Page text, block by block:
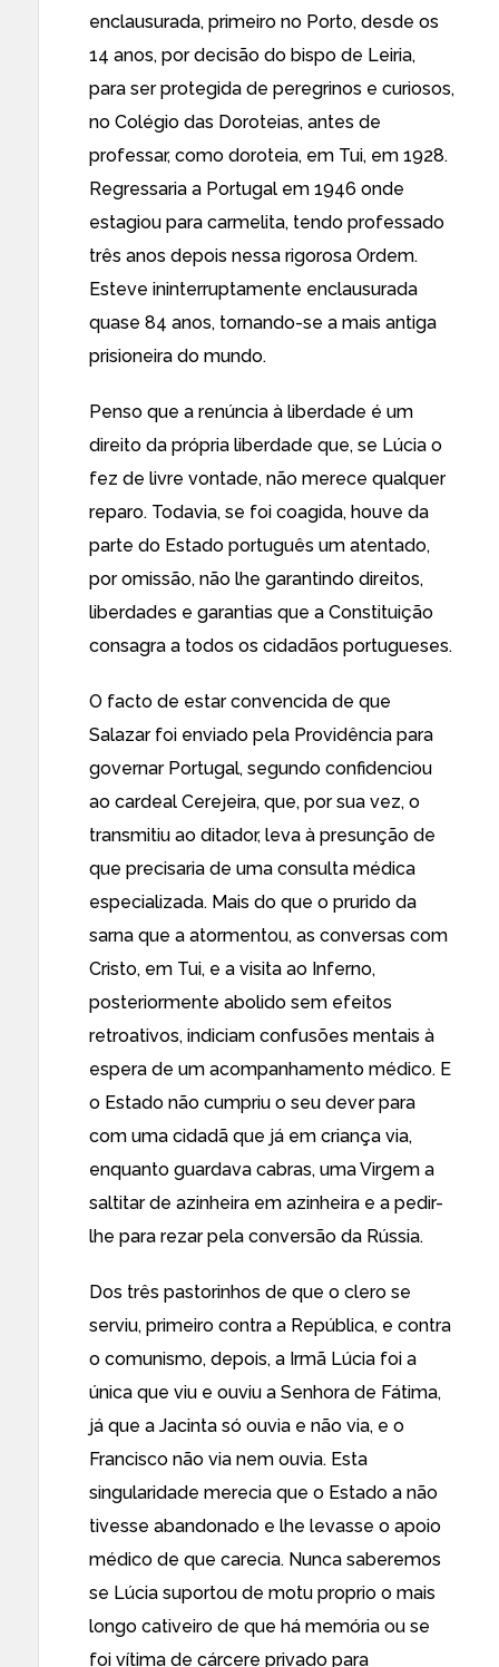
enclausurada, primeiro no Porto, desde os
14 anos, por decisão do bispo de Leiria,
para ser protegida de peregrinos e curiosos,
no Colégio das Doroteias, antes de
professar, como doroteia, em Tui, em 1928.
Regressaria a Portugal em 1946 onde
estagiou para carmelita, tendo professado
três anos depois nessa rigorosa Ordem.
Esteve ininterruptamente enclausurada
quase 84 anos, tornando-se a mais antiga
prisioneira do mundo.
Penso que a renúncia à liberdade é um
direito da própria liberdade que, se Lúcia o
fez de livre vontade, não merece qualquer
reparo. Todavia, se foi coagida, houve da
parte do Estado português um atentado,
por omissão, não lhe garantindo direitos,
liberdades e garantias que a Constituição
consagra a todos os cidadãos portugueses.
O facto de estar convencida de que
Salazar foi enviado pela Providência para
governar Portugal, segundo confidenciou
ao cardeal Cerejeira, que, por sua vez, o
transmitiu ao ditador, leva à presunção de
que precisaria de uma consulta médica
especializada. Mais do que o prurido da
sarna que a atormentou, as conversas com
Cristo, em Tui, e a visita ao Inferno,
posteriormente abolido sem efeitos
retroativos, indiciam confusões mentais à
espera de um acompanhamento médico. E
o Estado não cumpriu o seu dever para
com uma cidadã que já em criança via,
enquanto guardava cabras, uma Virgem a
saltitar de azinheira em azinheira e a pedir-
lhe para rezar pela conversão da Rússia.
Dos três pastorinhos de que o clero se
serviu, primeiro contra a República, e contra
o comunismo, depois, a Irmã Lúcia foi a
única que viu e ouviu a Senhora de Fátima,
já que a Jacinta só ouvia e não via, e o
Francisco não via nem ouvia. Esta
singularidade merecia que o Estado a não
tivesse abandonado e lhe levasse o apoio
médico de que carecia. Nunca saberemos
se Lúcia suportou de motu proprio o mais
longo cativeiro de que há memória ou se
foi vítima de cárcere privado para